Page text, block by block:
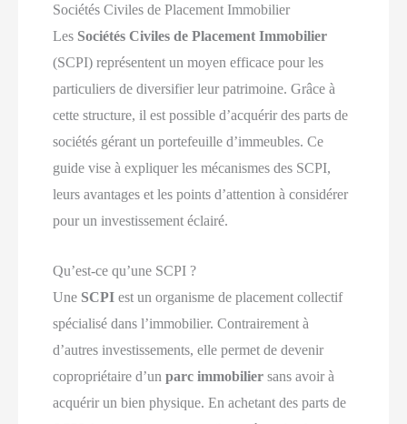
Sociétés Civiles de Placement Immobilier
Les Sociétés Civiles de Placement Immobilier
(SCPI) représentent un moyen efficace pour les
particuliers de diversifier leur patrimoine. Grâce à
cette structure, il est possible d’acquérir des parts de
sociétés gérant un portefeuille d’immeubles. Ce
guide vise à expliquer les mécanismes des SCPI,
leurs avantages et les points d’attention à considérer
pour un investissement éclairé.
Qu’est-ce qu’une SCPI ?
Une SCPI est un organisme de placement collectif
spécialisé dans l’immobilier. Contrairement à
d’autres investissements, elle permet de devenir
copropriétaire d’unparc immobilier sans avoir à
acquérir un bien physique. En achetant des parts de